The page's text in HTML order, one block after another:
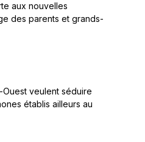
aux nouvelles
des parents et grands-
veulent séduire
établis ailleurs au